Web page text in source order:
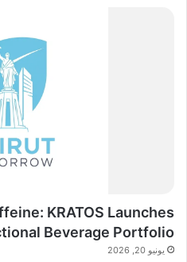
KRATOS Launches
Beverage Portfolio
يونيو 20, 2026